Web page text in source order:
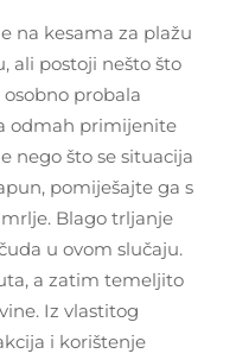
na kesama za plažu
ali postoji nešto što
probala
odmah primijenite
nego što se situacija
pomiješajte ga s
Blago trljanje
u ovom slučaju.
a zatim temeljito
Iz vlastitog
i korištenje